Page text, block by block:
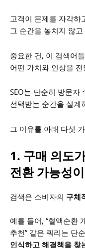
고객이 문제를 자각하
그 순간을 놓치지 않
중요한 건, 이 검색어
어떤 가치와 인상을
SEO는 단순히 방문자
선택받는 순간을 설계
그 이유를 아래 다섯
1. 구매 의도
전환 가능성
검색은 소비자의 구체
예를 들어, “혈액순환
추천” 같은 쿼리는 단
인식하고 해결책을 찾